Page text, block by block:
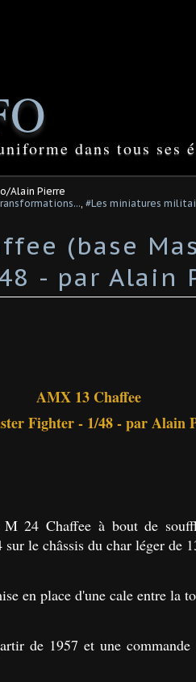
dans tous ses
Alain Pierre
, #Les miniatures
(base
- par Alain
AMX 13 Chaffee
Fighter - 1/48 - par Alain
M 24 Chaffee à bout de
le châssis du char léger de
en place d'une cale entre la
de 1957 et une commande